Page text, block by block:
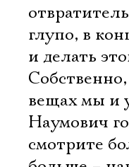
глупо, в
и делать
вещах мы и
Наумович
смотрите